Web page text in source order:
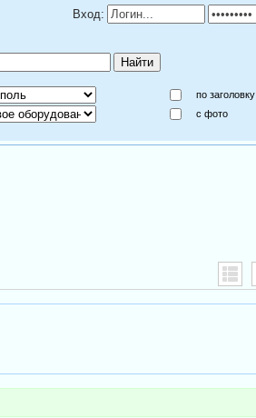
Вход:
по заголовку
c фото